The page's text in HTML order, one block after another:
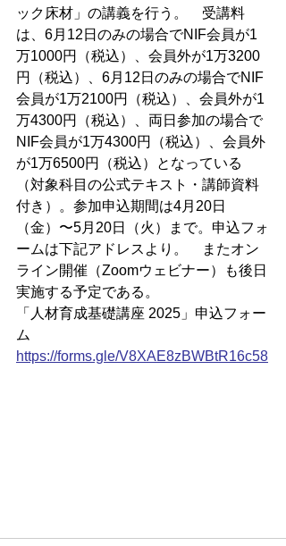
ック床材」の講義を行う。　受講料
は、6月12日のみの場合でNIF会員が1
万1000円（税込）、会員外が1万3200
円（税込）、6月12日のみの場合でNIF
会員が1万2100円（税込）、会員外が1
万4300円（税込）、両日参加の場合で
NIF会員が1万4300円（税込）、会員外
が1万6500円（税込）となっている
（対象科目の公式テキスト・講師資料
付き）。参加申込期間は4月20日
（金）〜5月20日（火）まで。申込フォ
ームは下記アドレスより。　またオン
ライン開催（Zoomウェビナー）も後日
実施する予定である。
「人材育成基礎講座 2025」申込フォー
ム
https://forms.gle/V8XAE8zBWBtR16c58